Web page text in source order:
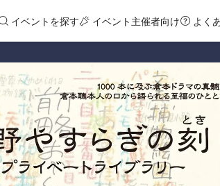
イベントを探す イベント主催者向け よく